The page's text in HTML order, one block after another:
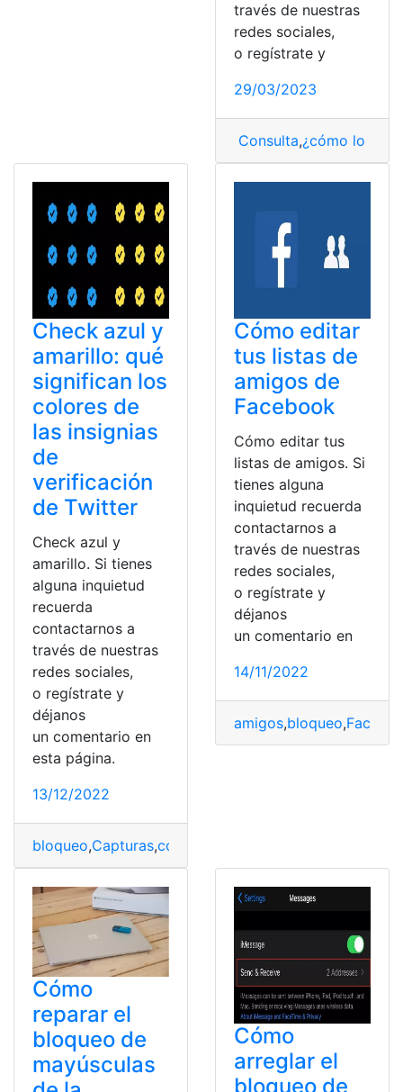
través de nuestras
redes sociales,
o regístrate y
29/03/2023
Consulta,¿cómo lo
Check azul y
amarillo: qué
significan los
colores de
las insignias
de
verificación
de Twitter
Check azul y
amarillo. Si tienes
alguna inquietud
recuerda
contactarnos a
través de nuestras
redes sociales,
o regístrate y
déjanos
un comentario en
esta página.
13/12/2022
bloqueo,Capturas,compartirlas
Cómo editar
tus listas de
amigos de
Facebook
Cómo editar tus
listas de amigos. Si
tienes alguna
inquietud recuerda
contactarnos a
través de nuestras
redes sociales,
o regístrate y
déjanos
un comentario en
14/11/2022
amigos,bloqueo,
Cómo
reparar el
bloqueo de
mayúsculas
Cómo
arreglar el
bloqueo de